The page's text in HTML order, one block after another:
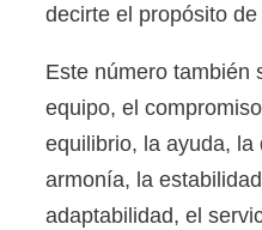
decirte el propósito
Este número también
equipo, el
equilibrio, la ayuda, la
armonía, la
adaptabilidad, el